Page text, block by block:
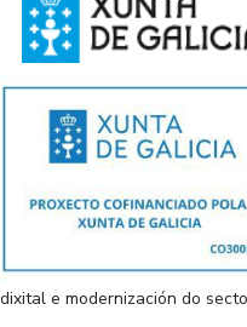
e modernización do